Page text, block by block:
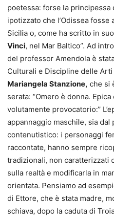
poetessa: forse la principessa
ipotizzato che l’Odissea
Sicilia o, come ha scritto in
Vinci, nel Mar Baltico”. Ad
del professor Amendola è
Culturali e Discipline delle
Mariangela Stanzione, che si
serata: “Omero è donna.
volutamente provocatorio:”
appannaggio maschile, sia
contenutistico: i personaggi
raccontate, hanno sempre
tradizionali, non caratterizzati
sulla realtà e modificarla in
orientata. Pensiamo ad
di Ettore, che è stata madre,
schiava, dopo la caduta di